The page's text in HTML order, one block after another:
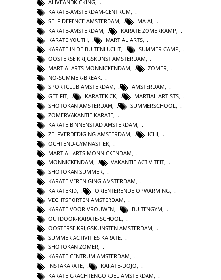
ALIVEANDKICKING
KARATE-AMSTERDAM-CENTRUM
SELF DEFENCE AMSTERDAM
MA-AI
KARATE-AMSTERDAM
KARATE ZOMERKAMP
KARATE YOUTH
MARTIAL ARTS
KARATE IN DE BUITENLUCHT, SUMMER CAMP,
OOSTERSE KRIJGSKUNST AMSTERDAM,
MARTIALARTS MONNICKENDAM, ZOMER,
NO-SUMMER-BREAK,
SPORTCLUB AMSTERDAM, AMSTERDAM,
GET FIT, KARATEKICK, MARTIAL ARTISTS,
SHOTOKAN AMSTERDAM, SUMMERSCHOOL,
ZOMERVAKANTIE KARATE,
KARATE BINNENSTAD AMSTERDAM
ZELFVERDEDIGING AMSTERDAM
ICHI
OCHTEND-GYMNASTIEK
MARTIAL ARTS MONNICKENDAM
MONNICKENDAM
VAKANTIE ACTIVITEIT
SHOTOKAN SUMMER
KARATE VERENIGING AMSTERDAM
KARATEKID
ORIENTERENDE OPWARMING
VECHTSPORTEN AMSTERDAM,
KARATE VOOR VROUWEN, BUITENGYM,
OUTDOOR-KARATE-SCHOOL,
OOSTERSE KRIJGSKUNSTEN AMSTERDAM,
SUMMER ACTIVITIES KARATE,
SHOTOKAN ZOMER,
KARATE CENTRUM AMSTERDAM,
INSTAKARATE, KARATE-DOJO,
KARATE GRACHTENGORDEL AMSTERDAM